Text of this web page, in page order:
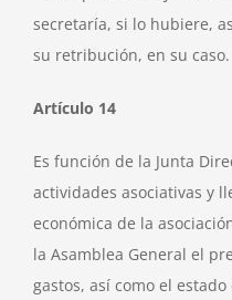
secretaría, si lo hubiere,
su retribución, en su caso.
Artículo 14
Es función de la Junta
actividades asociativas y
económica de la
la Asamblea General el
gastos, así como el